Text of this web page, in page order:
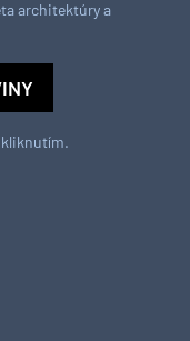
architektúry a
kliknutím.